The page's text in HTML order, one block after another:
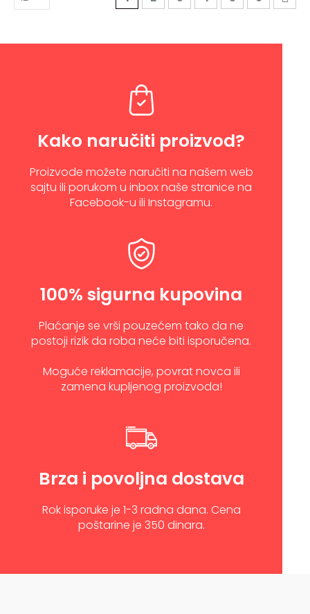
Kako naručiti proizvod?
Proizvode možete naručiti na našem web
sajtu ili porukom u inbox naše stranice na
Facebook-u ili Instagramu.
100% sigurna kupovina
Plaćanje se vrši pouzećem tako da ne
postoji rizik da roba neće biti isporučena.
Moguće reklamacije, povrat novca ili
zamena kupljenog proizvoda!
Brza i povoljna dostava
Rok isporuke je 1-3 radna dana. Cena
poštarine je 350 dinara.